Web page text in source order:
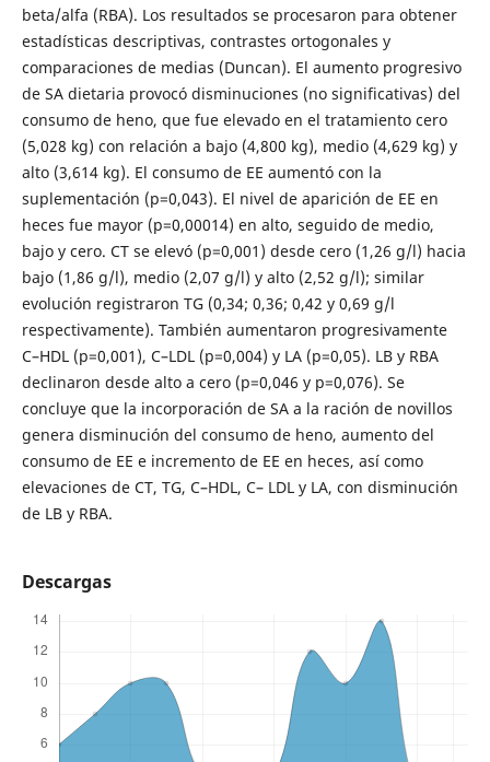
beta/alfa (RBA). Los resultados se procesaron para obtener
estadísticas descriptivas, contrastes ortogonales y
comparaciones de medias (Duncan). El aumento progresivo
de SA dietaria provocó disminuciones (no significativas) del
consumo de heno, que fue elevado en el tratamiento cero
(5,028 kg) con relación a bajo (4,800 kg), medio (4,629 kg) y
alto (3,614 kg). El consumo de EE aumentó con la
suplementación (p=0,043). El nivel de aparición de EE en
heces fue mayor (p=0,00014) en alto, seguido de medio,
bajo y cero. CT se elevó (p=0,001) desde cero (1,26 g/l) hacia
bajo (1,86 g/l), medio (2,07 g/l) y alto (2,52 g/l); similar
evolución registraron TG (0,34; 0,36; 0,42 y 0,69 g/l
respectivamente). También aumentaron progresivamente
C–HDL (p=0,001), C–LDL (p=0,004) y LA (p=0,05). LB y RBA
declinaron desde alto a cero (p=0,046 y p=0,076). Se
concluye que la incorporación de SA a la ración de novillos
genera disminución del consumo de heno, aumento del
consumo de EE e incremento de EE en heces, así como
elevaciones de CT, TG, C–HDL, C– LDL y LA, con disminución
de LB y RBA.
Descargas